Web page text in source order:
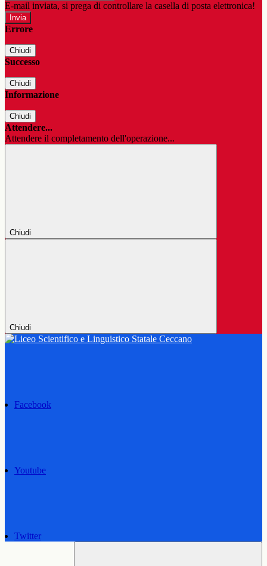
E-mail inviata, si prega di controllare la casella di posta elettronica!
Errore
Chiudi
Successo
Chiudi
Informazione
Chiudi
Attendere...
Attendere il completamento dell'operazione...
Chiudi
Chiudi
Facebook
Youtube
Twitter